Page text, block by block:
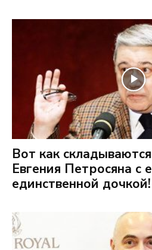
Вот как
Евгения Петросяна с
единственной дочкой!